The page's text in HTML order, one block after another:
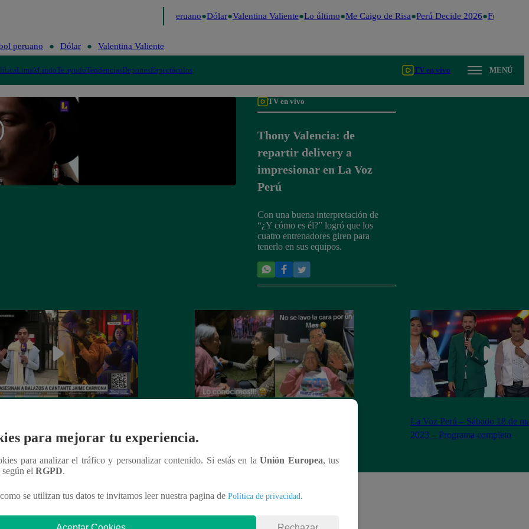
Fútbol peruano Dólar Valentina Valiente Lo último Me Caigo de Risa Perú Decide 2026 Fútbol
peruano Dólar Valentina Valiente
LimaMundoTe ayudoTendenciasDeportesEspectáculos TV en vivo MENÚ
TV en vivo
Thony Valencia: de
repartir delivery a
impresionar en La Voz
Perú
Con una buena interpretación de
“¿Y cómo es él?” logró que los
cuatro entrenadores giren para
tenerlo en sus equipos.
sabe de la muerte del exparticipante
Voz Perú’
La Voz Perú – Sábado 18 de
2023 – Programa completo
para mejorar tu experiencia.
para analizar el tráfico y personalizar contenido. Si estás en laUnión Europea, tus
según el RGPD.
se utilizan tus datos te invitamos leer nuestra pagina de Política de privacidad.